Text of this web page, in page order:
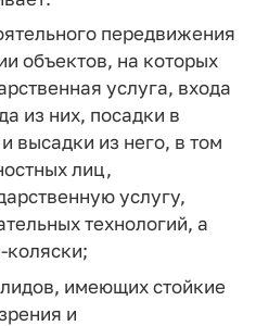
передвижения
объектов, на которых
услуга, входа
из них, посадки в
высадки из него, в том
лиц,
услугу,
технологий, а
коляски;
имеющих стойкие
и